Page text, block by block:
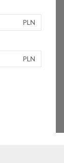
PLN
PLN